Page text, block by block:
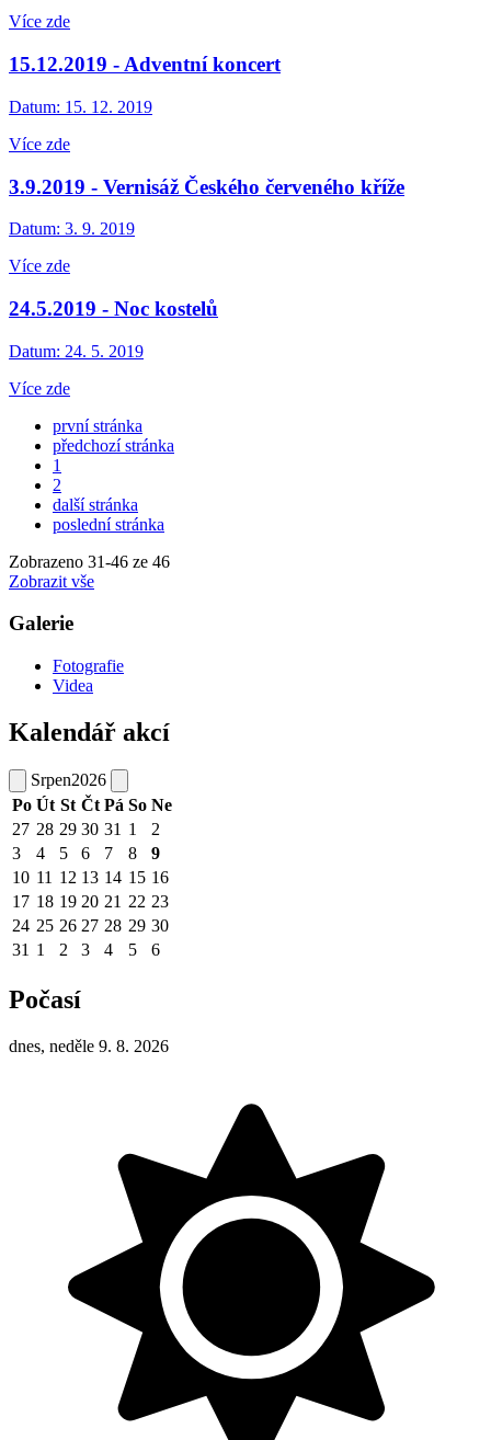
Více zde
15.12.2019 - Adventní koncert
Datum: 15. 12. 2019
Více zde
3.9.2019 - Vernisáž Českého červeného kříže
Datum: 3. 9. 2019
Více zde
24.5.2019 - Noc kostelů
Datum: 24. 5. 2019
Více zde
první stránka
předchozí stránka
1
2
další stránka
poslední stránka
Zobrazeno 31-46 ze 46
Zobrazit vše
Galerie
Fotografie
Videa
Kalendář akcí
Srpen2026
Po Út St Čt Pá So Ne
27 28 29 30 31 1
2
3
4 5 6 7 8
9
10 11 12 13 14 15 16
17 18 19 20 21 22 23
24 25 26 27 28 29 30
31 1 2 3 4 5 6
Počasí
dnes, neděle 9. 8. 2026